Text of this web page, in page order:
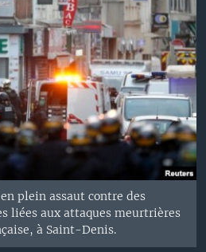
plein assaut contre des
liées aux attaques meurtrières
à Saint-Denis.